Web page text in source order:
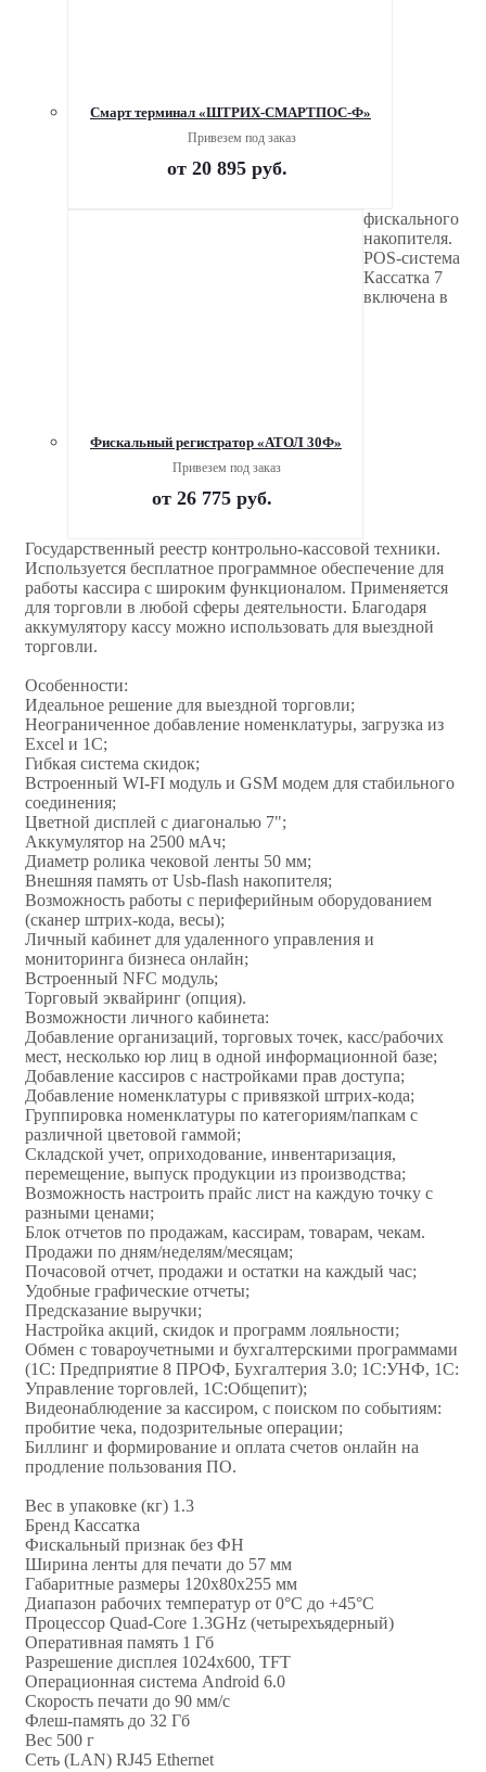
Смарт терминал «ШТРИХ-СМАРТПОС-Ф»
Привезем под заказ
от 20 895 руб.
Фискальный регистратор «АТОЛ 30Ф»
Привезем под заказ
от 26 775 руб.
фискального
накопителя.
POS-система
Кассатка 7
включена в
Государственный реестр контрольно-кассовой техники.
Используется бесплатное программное обеспечение для
работы кассира с широким функционалом. Применяется
для торговли в любой сферы деятельности. Благодаря
аккумулятору кассу можно использовать для выездной
торговли.
Особенности:
Идеальное решение для выездной торговли;
Неограниченное добавление номенклатуры, загрузка из
Excel и 1C;
Гибкая система скидок;
Встроенный WI-FI модуль и GSM модем для стабильного
соединения;
Цветной дисплей с диагональю 7";
Аккумулятор на 2500 мАч;
Диаметр ролика чековой ленты 50 мм;
Внешняя память от Usb-flash накопителя;
Возможность работы с периферийным оборудованием
(сканер штрих-кода, весы);
Личный кабинет для удаленного управления и
мониторинга бизнеса онлайн;
Встроенный NFC модуль;
Торговый эквайринг (опция).
Возможности личного кабинета:
Добавление организаций, торговых точек, касс/рабочих
мест, несколько юр лиц в одной информационной базе;
Добавление кассиров с настройками прав доступа;
Добавление номенклатуры с привязкой штрих-кода;
Группировка номенклатуры по категориям/папкам с
различной цветовой гаммой;
Складской учет, оприходование, инвентаризация,
перемещение, выпуск продукции из производства;
Возможность настроить прайс лист на каждую точку с
разными ценами;
Блок отчетов по продажам, кассирам, товарам, чекам.
Продажи по дням/неделям/месяцам;
Почасовой отчет, продажи и остатки на каждый час;
Удобные графические отчеты;
Предсказание выручки;
Настройка акций, скидок и программ лояльности;
Обмен с товароучетными и бухгалтерскими программами
(1C: Предприятие 8 ПРОФ, Бухгалтерия 3.0; 1С:УНФ, 1С:
Управление торговлей, 1С:Общепит);
Видеонаблюдение за кассиром, с поиском по событиям:
пробитие чека, подозрительные операции;
Биллинг и формирование и оплата счетов онлайн на
продление пользования ПО.
Вес в упаковке (кг) 1.3
Бренд Кассатка
Фискальный признак без ФН
Ширина ленты для печати до 57 мм
Габаритные размеры 120х80х255 мм
Диапазон рабочих температур от 0°С до +45°C
Процессор Quad-Core 1.3GHz (четырехъядерный)
Оперативная память 1 Гб
Разрешение дисплея 1024x600, TFT
Операционная система Android 6.0
Скорость печати до 90 мм/с
Флеш-память до 32 Гб
Вес 500 г
Сеть (LAN) RJ45 Ethernet